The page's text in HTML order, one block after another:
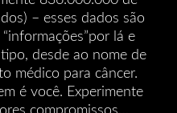
– esses dados são
lá e
desde ao nome de
médico para câncer.
é você. Experimente